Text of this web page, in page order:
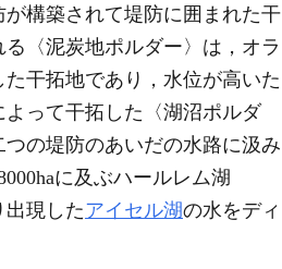
構築されて堤防に囲まれた干
〈泥炭地ポルダー〉は，オラ
干拓地であり，水位が高いた
って干拓した〈湖沼ポルダ
つの堤防のあいだの水路に汲み
に及ぶハールレム湖
出現したアイセル湖の水をディ